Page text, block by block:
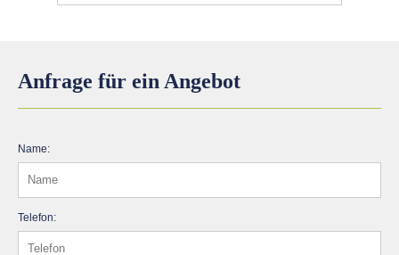
Anfrage für ein Angebot
Name:
Telefon: